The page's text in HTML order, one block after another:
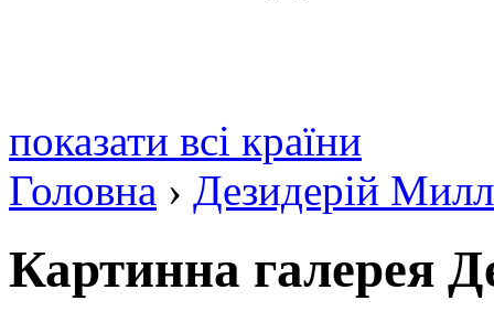
показати всі країни
Головна › Дезидерій
Картинна галерея